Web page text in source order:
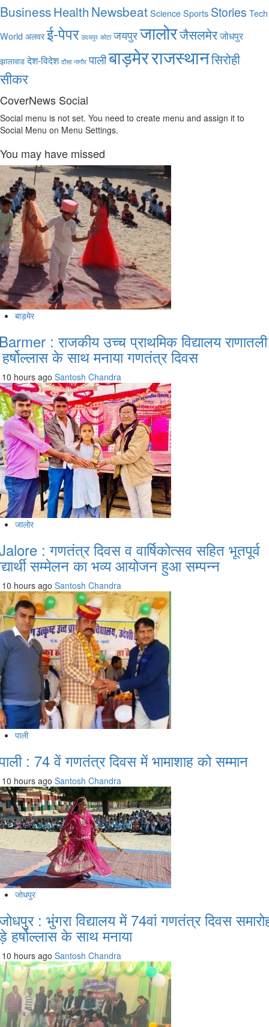
BusinessHealth NewsbeatScienceSports Stories Tech
Worldअलवरई-पेपर उदयपुर कोटा जयपुरजालोरजैसलमेरजोधपुर
झालावाड देश-विदेश दौसा नागौर पालीबाड़मेरराजस्थानसिरोही
सीकर
CoverNews Social
Social menu is not set. You need to create menu and assign it to
Social Menu on Menu Settings.
You may have missed
बाड़मेर
: राजकीय उच्च प्राथमिक विद्यालय राणातली
के साथ मनाया गणतंत्र दिवस
10 hours ago Santosh Chandra
जालोर
: गणतंत्र दिवस व वार्षिकोत्सव सहित भूतपूर्व
सम्मेलन का भव्य आयोजन हुआ सम्पन्न
10 hours ago Santosh Chandra
पाली
: 74 वें गणतंत्र दिवस में भामाशाह को सम्मान
10 hours ago Santosh Chandra
जोधपुर
: भुंगरा विद्यालय में 74वां गणतंत्र दिवस
हर्षोल्लास के साथ मनाया
10 hours ago Santosh Chandra